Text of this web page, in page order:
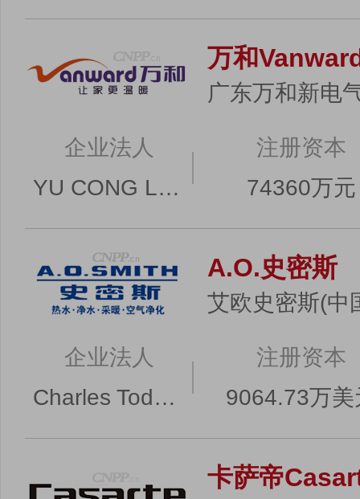
万和
广东万和新电
企业法人
YU CONG LOUIE LU（卢宇聪）
注册资本
74360万元
A.O.史密斯
艾欧史密斯(中
企业法人
Charles Todd Lauber
注册资本
9064.73万美
卡萨帝